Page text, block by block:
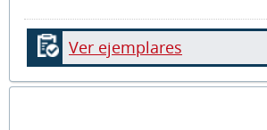
Ver ejemplares